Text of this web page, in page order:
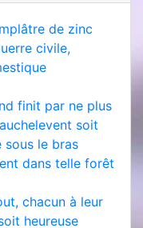
de zinc
civile,
finit par ne plus
soit
sous le bras
dans telle forêt
chacun à leur
heureuse